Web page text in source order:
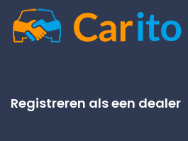
Registreren als een dealer